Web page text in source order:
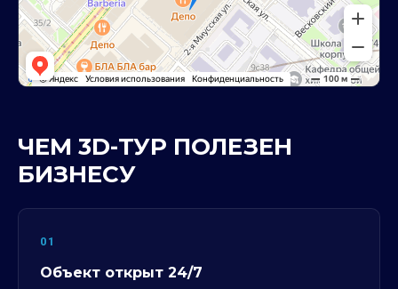
ЧЕМ 3D-ТУР ПОЛЕЗЕН
БИЗНЕСУ
01
Объект открыт 24/7